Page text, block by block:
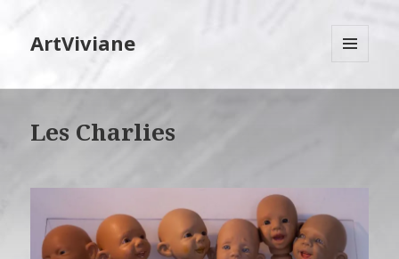
ArtViviane
Les Charlies